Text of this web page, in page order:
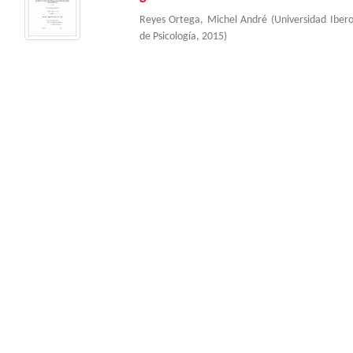
Reyes Ortega, Michel André (Universidad
de Psicología, 2015)